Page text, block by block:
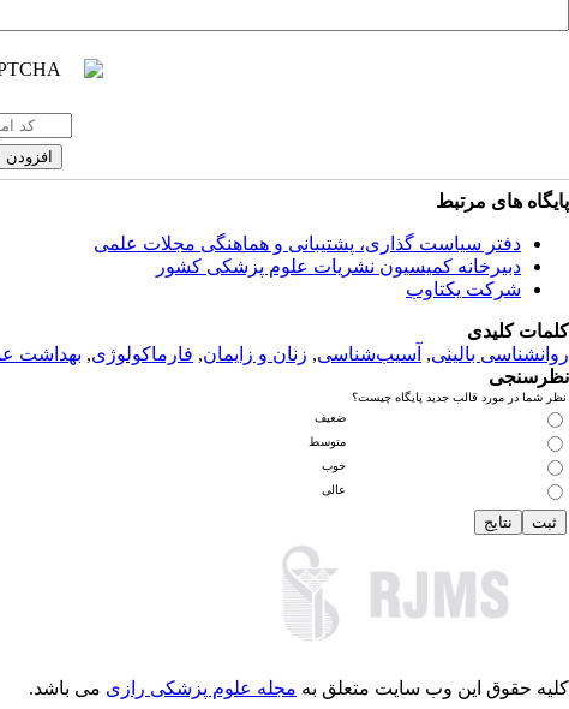
پایگاه های مرتبط
دفتر سیاست گذاری، پشتیبانی و هماهنگی مجلات علمی
دبیرخانه کمیسیون نشریات علوم پزشکی کشور
شرکت یکتاوب
کلمات کلیدی
روانشناسی بالینی, آسیب‌شناسی, زنان و زایمان, فارماکولوژی, بهداشت
نظرسنجی
نظر شما در مورد قالب جدید پایگاه چیست؟
ضعیف
متوسط
خوب
عالی
کلیه حقوق این وب سایت متعلق به مجله علوم پزشکی رازی می باشد.